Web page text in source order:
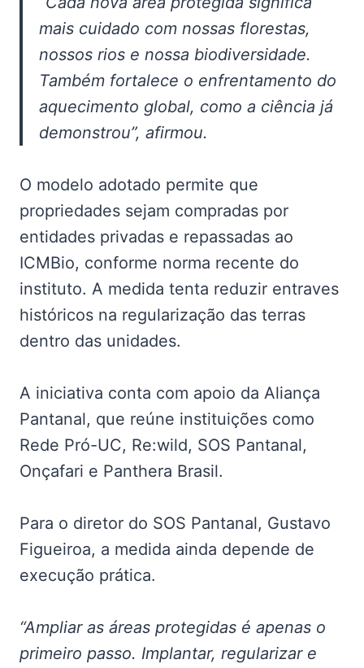
mais cuidado com nossas florestas,
nossos rios e nossa biodiversidade.
Também fortalece o enfrentamento do
aquecimento global, como a ciência já
demonstrou”, afirmou.
O modelo adotado permite que
propriedades sejam compradas por
entidades privadas e repassadas ao
ICMBio, conforme norma recente do
instituto. A medida tenta reduzir entraves
históricos na regularização das terras
dentro das unidades.
A iniciativa conta com apoio da Aliança
Pantanal, que reúne instituições como
Rede Pró-UC, Re:wild, SOS Pantanal,
Onçafari e Panthera Brasil.
Para o diretor do SOS Pantanal, Gustavo
Figueiroa, a medida ainda depende de
execução prática.
“Ampliar as áreas protegidas é apenas o
primeiro passo. Implantar, regularizar e